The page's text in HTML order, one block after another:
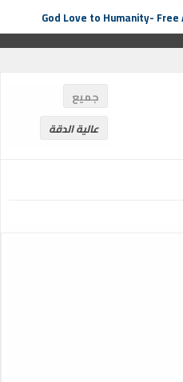
التصنيف:ترانيم كنيسةصفحة
جميع
عالية الدقة